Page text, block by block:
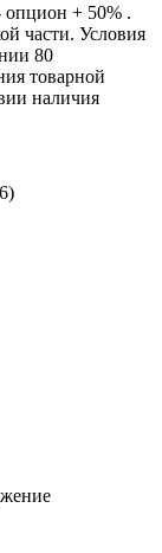
опцион + 50% .
части. Условия
80
товарной
наличия